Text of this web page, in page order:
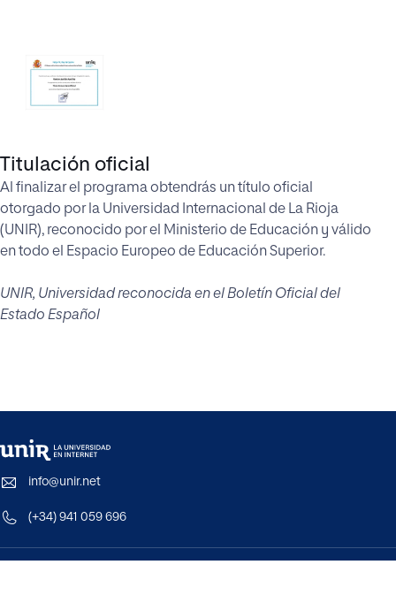
Titulación oficial
Al finalizar el programa obtendrás un título oficial
otorgado por la Universidad Internacional de La Rioja
(UNIR), reconocido por el Ministerio de Educación y válido
en todo el Espacio Europeo de Educación Superior.
UNIR, Universidad reconocida en el Boletín Oficial del
Estado Español
info@unir.net
(+34) 941 059 696